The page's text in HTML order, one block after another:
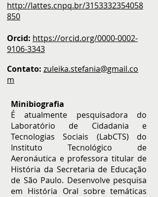
http://lattes.cnpq.br/3153332354058
850
Orcid: https://orcid.org/0000-0002-
9106-3343
Contato: zuleika.stefania@gmail.co
m
Minibiografia
É atualmente pesquisadora do
Laboratório de Cidadania e
Tecnologias Sociais (LabCTS) do
Instituto Tecnológico de
Aeronáutica e professora titular de
História da Secretaria de Educação
de São Paulo. Desenvolve pesquisa
em História Oral sobre temáticas